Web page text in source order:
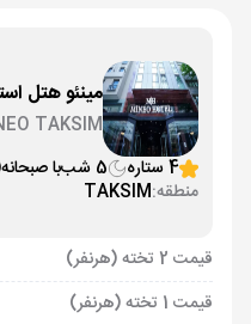
مینئو هتل
TAKSIM
4 ستاره
5 شب با صبحانه
منطقه:TAKSIM
قیمت 2 تخته (هرنفر)
قیمت 1 تخته (هرنفر)